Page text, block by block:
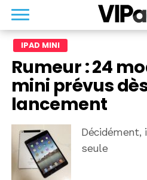
IPAD MINI
Rumeur : 24
mini prévus
lancement
Décidément,
seule